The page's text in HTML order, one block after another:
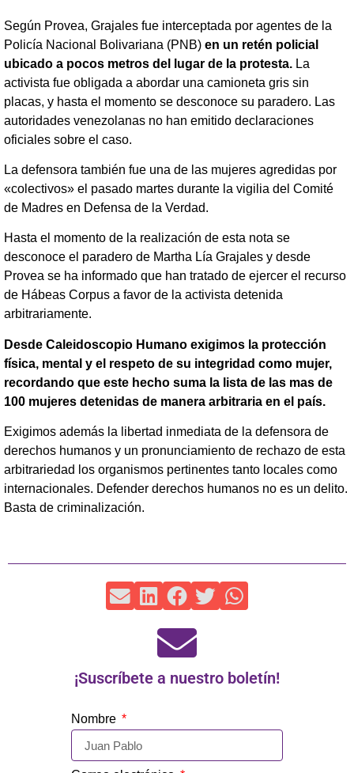
Según Provea, Grajales fue interceptada por agentes de la
Policía Nacional Bolivariana (PNB) en un retén policial
ubicado a pocos metros del lugar de la protesta. La
activista fue obligada a abordar una camioneta gris sin
placas, y hasta el momento se desconoce su paradero. Las
autoridades venezolanas no han emitido declaraciones
oficiales sobre el caso.
La defensora también fue una de las mujeres agredidas por
«colectivos» el pasado martes durante la vigilia del Comité
de Madres en Defensa de la Verdad.
Hasta el momento de la realización de esta nota se
desconoce el paradero de Martha Lía Grajales y desde
Provea se ha informado que han tratado de ejercer el recurso
de Hábeas Corpus a favor de la activista detenida
arbitrariamente.
Desde Caleidoscopio Humano exigimos la protección
física, mental y el respeto de su integridad como mujer,
recordando que este hecho suma la lista de las mas de
100 mujeres detenidas de manera arbitraria en el país.
Exigimos además la libertad inmediata de la defensora de
derechos humanos y un pronunciamiento de rechazo de esta
arbitrariedad los organismos pertinentes tanto locales como
internacionales. Defender derechos humanos no es un delito.
Basta de criminalización.
¡Suscríbete a nuestro boletín!
Nombre